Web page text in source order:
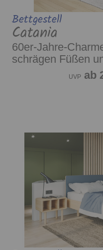
Bettgestell
Catania
60er-Jahre-
schrägen Füßen
UVP ab